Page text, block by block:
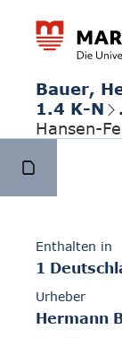
Bauer,
1.4 K-N
Hansen-
Enthalten in
1
Urheber
Hermann